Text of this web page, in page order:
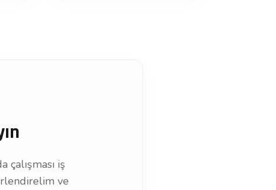
iş
ve